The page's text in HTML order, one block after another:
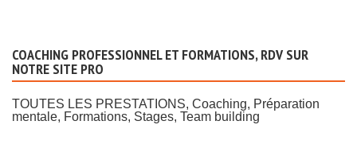
COACHING PROFESSIONNEL ET FORMATIONS, RDV SUR
NOTRE SITE PRO
TOUTES LES PRESTATIONS, Coaching, Préparation
mentale, Formations, Stages, Team building